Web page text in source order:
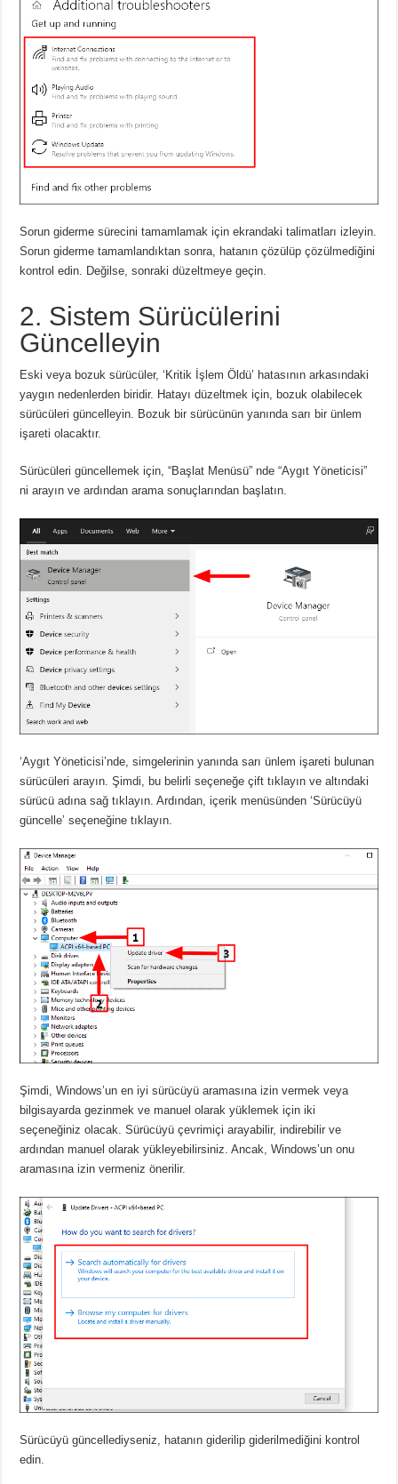
Sorun giderme sürecini tamamlamak için ekrandaki talimatları izleyin.
Sorun giderme tamamlandıktan sonra, hatanın çözülüp çözülmediğini
kontrol edin. Değilse, sonraki düzeltmeye geçin.
2. Sistem Sürücülerini
Güncelleyin
Eski veya bozuk sürücüler, ‘Kritik İşlem Öldü’ hatasının arkasındaki
yaygın nedenlerden biridir. Hatayı düzeltmek için, bozuk olabilecek
sürücüleri güncelleyin. Bozuk bir sürücünün yanında sarı bir ünlem
işareti olacaktır.
Sürücüleri güncellemek için, “Başlat Menüsü” nde “Aygıt Yöneticisi”
ni arayın ve ardından arama sonuçlarından başlatın.
‘Aygıt Yöneticisi’nde, simgelerinin yanında sarı ünlem işareti bulunan
sürücüleri arayın. Şimdi, bu belirli seçeneğe çift tıklayın ve altındaki
sürücü adına sağ tıklayın. Ardından, içerik menüsünden ‘Sürücüyü
güncelle’ seçeneğine tıklayın.
Şimdi, Windows’un en iyi sürücüyü aramasına izin vermek veya
bilgisayarda gezinmek ve manuel olarak yüklemek için iki
seçeneğiniz olacak. Sürücüyü çevrimiçi arayabilir, indirebilir ve
ardından manuel olarak yükleyebilirsiniz. Ancak, Windows’un onu
aramasına izin vermeniz önerilir.
Sürücüyü güncellediyseniz, hatanın giderilip giderilmediğini kontrol
edin.